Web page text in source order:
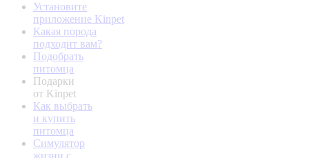
Установите
приложение Kinpet
Какая порода
подходит вам?
Подобрать
питомца
Подарки
от Kinpet
Как выбрать
и купить
питомца
Симулятор
жизни с